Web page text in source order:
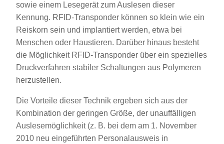
sowie einem Lesegerät zum Auslesen dieser
Kennung. RFID-Transponder können so klein wie ein
Reiskorn sein und implantiert werden, etwa bei
Menschen oder Haustieren. Darüber hinaus besteht
die Möglichkeit RFID-Transponder über ein spezielles
Druckverfahren stabiler Schaltungen aus Polymeren
herzustellen.
Die Vorteile dieser Technik ergeben sich aus der
Kombination der geringen Größe, der unauffälligen
Auslesemöglichkeit (z. B. bei dem am 1. November
2010 neu eingeführten Personalausweis in